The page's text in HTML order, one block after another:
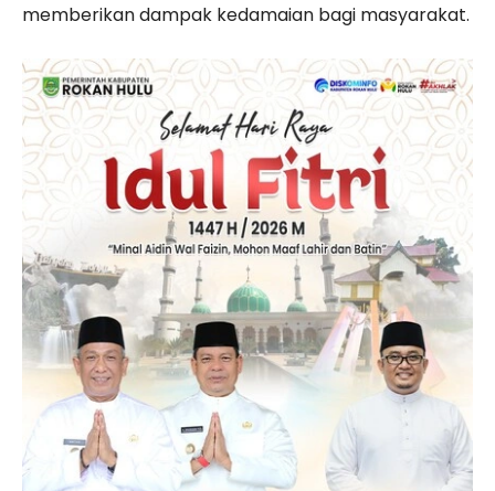
memberikan dampak kedamaian bagi masyarakat.